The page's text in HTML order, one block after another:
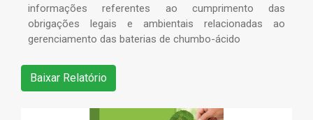
informações referentes ao cumprimento das
obrigações legais e ambientais relacionadas ao
gerenciamento das baterias de chumbo-ácido
Baixar Relatório